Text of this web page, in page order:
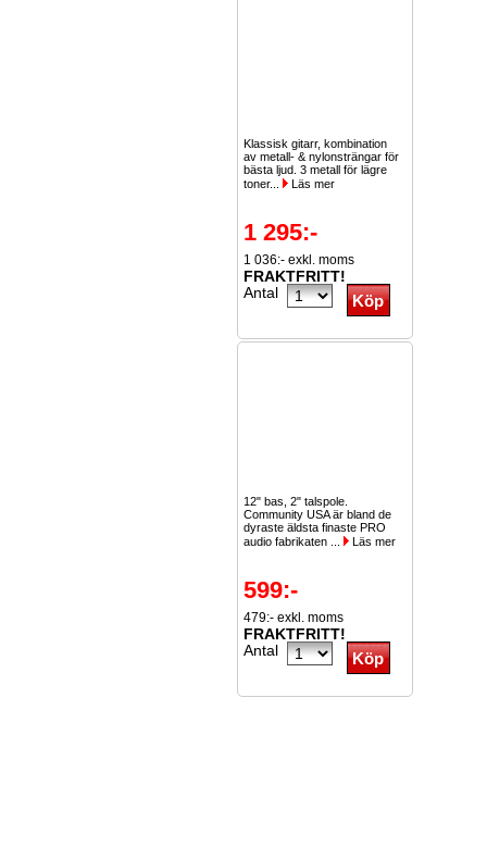
Klassisk gitarr, kombination
av metall- & nylonsträngar för
bästa ljud. 3 metall för lägre
toner...
Läs mer
1 295:-
1 036:- exkl. moms
FRAKTFRITT!
Antal
12" bas, 2" talspole.
Community USA är bland de
dyraste äldsta finaste PRO
audio fabrikaten ...
Läs mer
599:-
479:- exkl. moms
FRAKTFRITT!
Antal